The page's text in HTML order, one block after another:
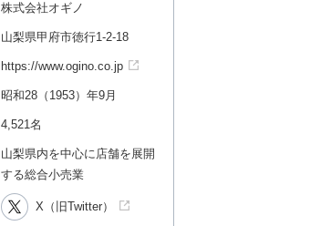
株式会社オギノ
山梨県甲府市徳行1-2-18
https://www.ogino.co.jp
昭和28（1953）年9月
4,521名
山梨県内を中心に店舗を展開
する総合小売業
X（旧Twitter）